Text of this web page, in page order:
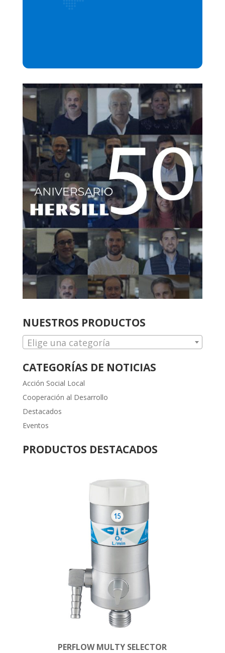
NUESTROS PRODUCTOS
Elige una categoría
CATEGORÍAS DE NOTICIAS
Acción Social Local
Cooperación al Desarrollo
Destacados
Eventos
PRODUCTOS DESTACADOS
PERFLOW MULTY SELECTOR